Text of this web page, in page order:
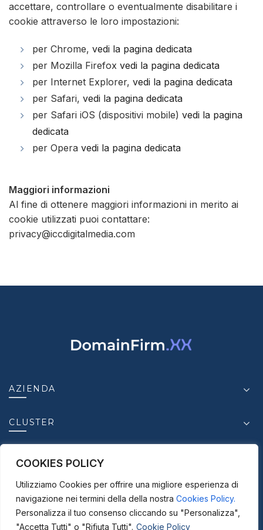
COOKIES POLICY
Utilizziamo Cookies per offrire una migliore esperienza di
navigazione nei termini della della nostra Cookies Policy.
Personalizza il tuo consenso cliccando su "Personalizza",
"Accetta Tutti" o "Rifiuta Tutti". Cookie Policy
accettare, controllare o eventualmente disabilitare i
cookie attraverso le loro impostazioni:
per Chrome, vedi la pagina dedicata
per Mozilla Firefox vedi la pagina dedicata
per Internet Explorer, vedi la pagina dedicata
per Safari, vedi la pagina dedicata
per Safari iOS (dispositivi mobile) vedi la pagina
dedicata
per Opera vedi la pagina dedicata
Maggiori informazioni
Al fine di ottenere maggiori informazioni in merito ai
cookie utilizzati puoi contattare:
privacy@iccdigitalmedia.com
AZIENDA
CLUSTER
CONTATTI